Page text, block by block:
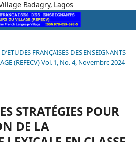
Badagry, Lagos
FRANÇAISES DES ENSEIGNANTS
(REFECV) Vol. 1, No. 4, Novembre 2024
STRATÉGIES POUR
DE LA